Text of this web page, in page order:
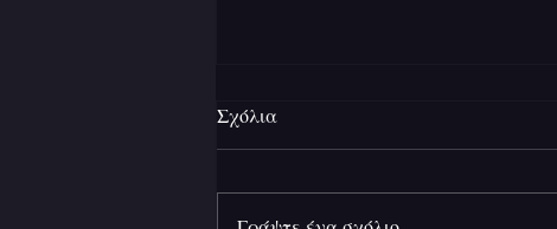
Σχόλια